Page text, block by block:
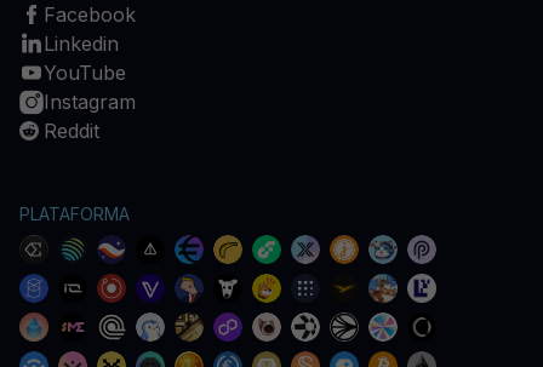
Facebook
Linkedin
YouTube
Instagram
Reddit
PLATAFORMA